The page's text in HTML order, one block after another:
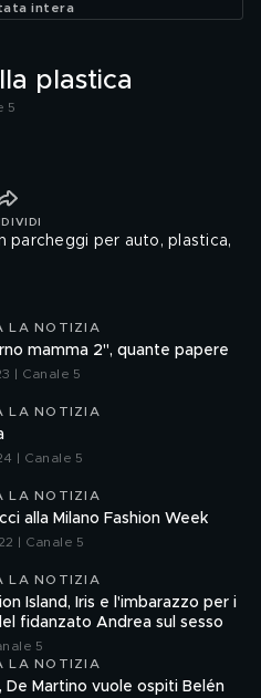
intera
plastica
5
parcheggi per auto, plastica,
LA NOTIZIA
mamma 2", quante papere
| Canale 5
LA NOTIZIA
| Canale 5
LA NOTIZIA
alla Milano Fashion Week
| Canale 5
LA NOTIZIA
Island, Iris e l'imbarazzo per i
fidanzato Andrea sul sesso
5
LA NOTIZIA
Martino vuole ospiti Belén